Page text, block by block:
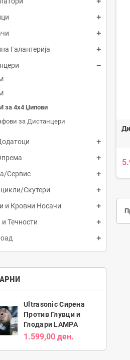
Галантерија
за 4x4 Џипови
за Дистанцери
Сервис
Скутери
и Кровни Носачи
Течности
Ultrasonic Сирена
Против Глувци и
Глодари LAMPA
1.599,00 ден.